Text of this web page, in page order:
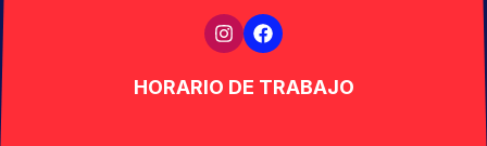
HORARIO DE TRABAJO